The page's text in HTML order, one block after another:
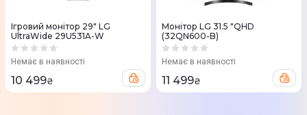
Ігровий монітор 29" LG
UltraWide 29U531A-W
Немає в наявності
10 499₴
Монітор LG 31.5 "QHD
(32QN600-B)
Немає в наявності
11 499₴